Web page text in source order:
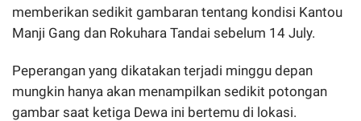
memberikan sedikit gambaran tentang kondisi Kantou
Manji Gang dan Rokuhara Tandai sebelum 14 July.
Peperangan yang dikatakan terjadi minggu depan
mungkin hanya akan menampilkan sedikit potongan
gambar saat ketiga Dewa ini bertemu di lokasi.